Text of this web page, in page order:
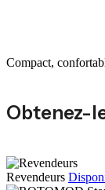
Compact,
Obtenez-
Revendeurs